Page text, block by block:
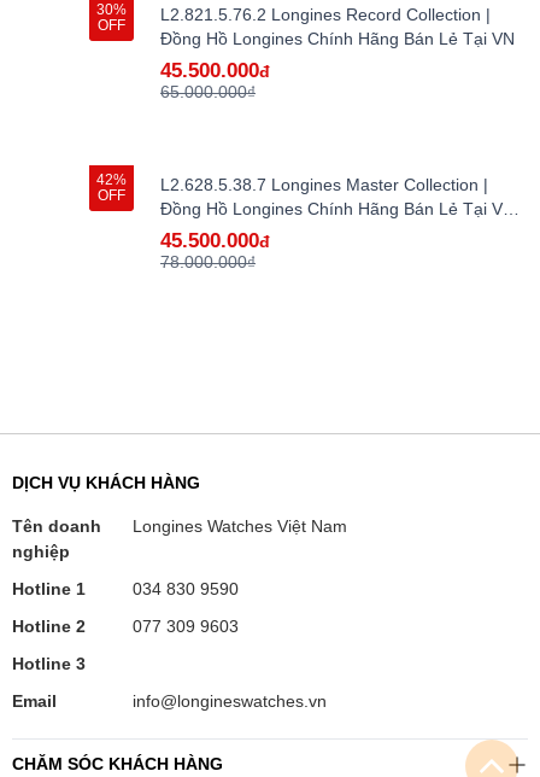
30%
OFF
L2.821.5.76.2 Longines Record Collection |
Đồng Hồ Longines Chính Hãng Bán Lẻ Tại VN
45.500.000đ
65.000.000₫
42%
OFF
L2.628.5.38.7 Longines Master Collection |
Đồng Hồ Longines Chính Hãng Bán Lẻ Tại VN -
hàng lướt
45.500.000đ
78.000.000₫
CHĂM SÓC KHÁCH HÀNG
DỊCH VỤ KHÁCH HÀNG
Tên doanh
nghiệp
Longines Watches Việt Nam
Hotline 1
034 830 9590
Hotline 2
077 309 9603
Hotline 3
Email
info@longineswatches.vn